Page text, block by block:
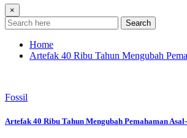
×
Search
Home
Artefak 40 Ribu Tahun Mengubah
Fossil
Artefak 40 Ribu Tahun Mengubah Pemahaman